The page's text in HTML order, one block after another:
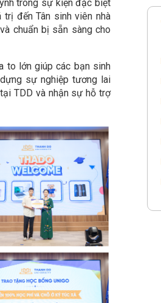
trong sự kiện đặc biệt
trị đến Tân sinh viên nhà
chuẩn bị sẵn sàng cho
to lớn giúp các bạn sinh
sự nghiệp tương lai
TDD và nhận sự hỗ trợ